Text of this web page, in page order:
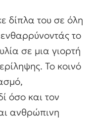
δίπλα του σε όλη
το
σε μια γιορτή
Το κοινό
όσο και τον
ανθρώπινη